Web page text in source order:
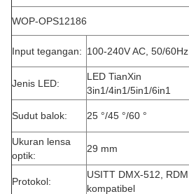
WOP-OPS12186
Input tegangan: 100-240V AC, 50/60Hz
Jenis LED:
LED TianXin
3in1/4in1/5in1/6in1
Sudut balok: 25 °/45 °/60 °
Ukuran lensa
optik:
29 mm
Protokol:
USITT DMX-512, RDM
kompatibel